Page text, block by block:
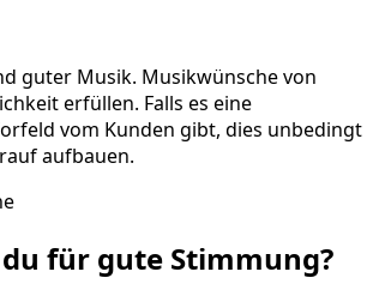
guter Musik. Musikwünsche von
erfüllen. Falls es eine
vom Kunden gibt, dies unbedingt
aufbauen.
für gute Stimmung?